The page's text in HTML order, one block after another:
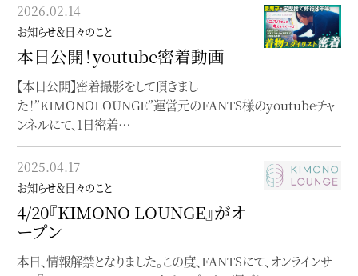
2026.02.14
お知らせ＆日々のこと
本日公開！youtube密着動画
【本日公開】密着撮影をして頂きまし
た！”KIMONOLOUNGE”運営元のFANTS様のyoutubeチャ
ンネルにて、1日密着…
2025.04.17
お知らせ＆日々のこと
4/20『KIMONO LOUNGE』がオ
ープン
本日、情報解禁となりました。この度、FANTSにて、オンラインサ
2023.02.07
お知らせ＆日々のこと
Instagramのご案内
最新情報はInstagramに掲載しています
2023.01.31
お知らせ＆日々のこと
ポートフォリオを移転
作品やお仕事のポートフォリオをfolioへ
2023.01.10
お知らせ＆日々のこと